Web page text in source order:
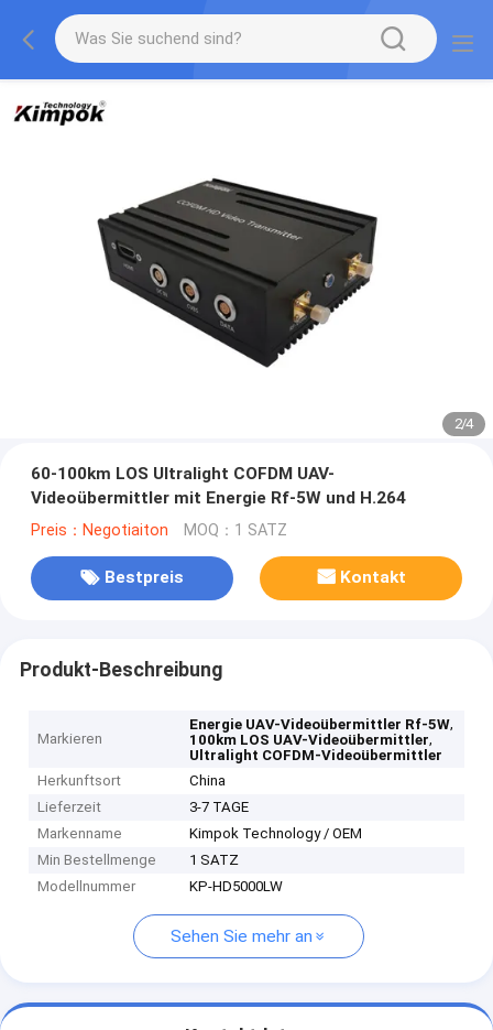
2/4
60-100km LOS Ultralight COFDM UAV-
Videoübermittler mit Energie Rf-5W und H.264
Preis：Negotiaiton MOQ：1 SATZ
Bestpreis Kontakt
Produkt-Beschreibung
Markieren
Energie UAV-Videoübermittler Rf-5W,
100km LOS UAV-Videoübermittler,
Ultralight COFDM-Videoübermittler
Herkunftsort
China
Lieferzeit
3-7 TAGE
Markenname
Kimpok Technology / OEM
Min Bestellmenge
1 SATZ
Modellnummer
KP-HD5000LW
Sehen Sie mehr an